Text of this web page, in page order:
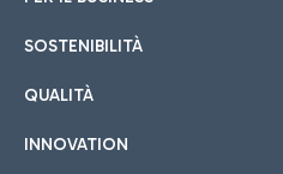
SOSTENIBILITÀ
QUALITÀ
INNOVATION